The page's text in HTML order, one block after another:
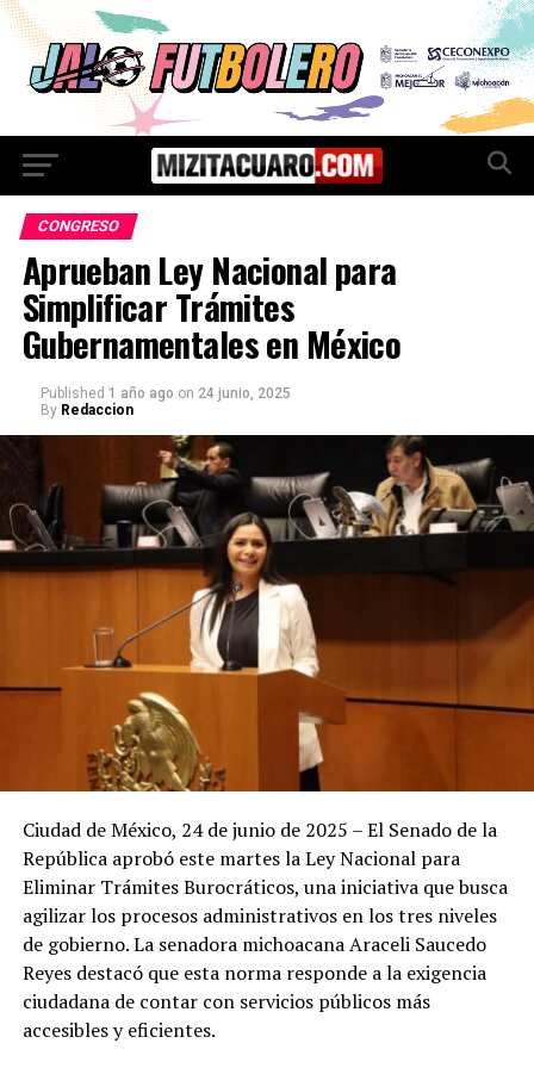
CONGRESO
Aprueban Ley Nacional para
Simplificar Trámites
Gubernamentales en México
Published 1 año ago on 24 junio, 2025
By Redaccion
Ciudad de México, 24 de junio de 2025 – El Senado de la
República aprobó este martes la Ley Nacional para
Eliminar Trámites Burocráticos, una iniciativa que busca
agilizar los procesos administrativos en los tres niveles
de gobierno. La senadora michoacana Araceli Saucedo
Reyes destacó que esta norma responde a la exigencia
ciudadana de contar con servicios públicos más
accesibles y eficientes.